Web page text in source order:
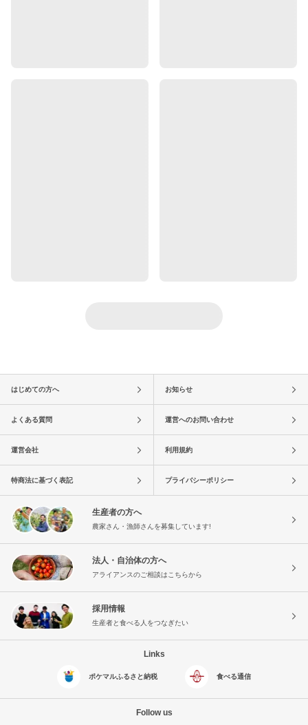
はじめての方へ お知らせ
よくある質問 運営へのお問い合わせ
運営会社 利用規約
特商法に基づく表記 プライバシーポリシー
生産者の方へ
農家さん・漁師さんを募集しています!
法人・自治体の方へ
アライアンスのご相談はこちらから
採用情報
生産者と食べる人をつなぎたい
Links
ポケマルふるさと納税 食べる通信
Follow us